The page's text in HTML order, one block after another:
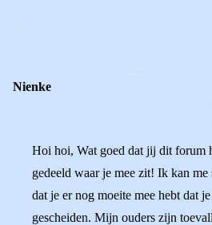
Nienke
Hoi hoi, Wat goed dat jij dit forum
gedeeld waar je mee zit! Ik kan me
dat je er nog moeite mee hebt dat
gescheiden. Mijn ouders zijn